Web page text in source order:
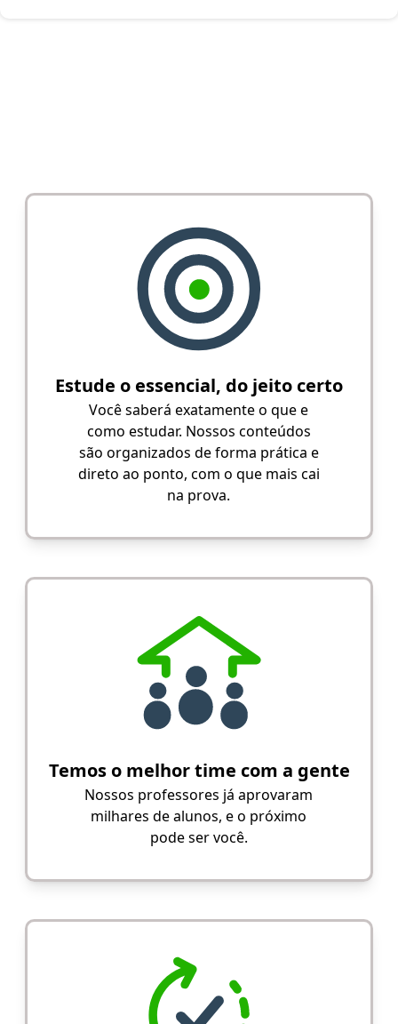
Estude o essencial, do jeito certo
Você saberá exatamente o que e
como estudar. Nossos conteúdos
são organizados de forma prática e
direto ao ponto, com o que mais cai
na prova.
Temos o melhor time com a gente
Nossos professores já aprovaram
milhares de alunos, e o próximo
pode ser você.